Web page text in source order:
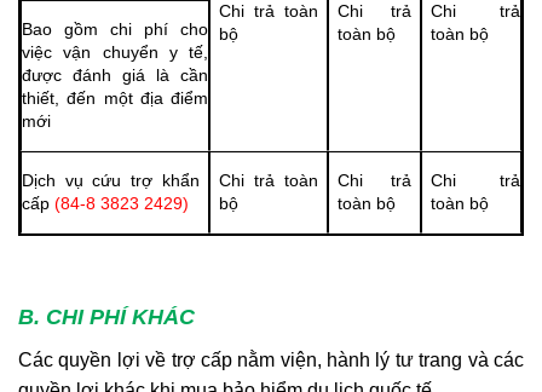
Chi trả toàn
bộ
Chi trả
toàn bộ
Chi trả
toàn bộ
Bao gồm chi phí cho
việc vận chuyển y tế,
được đánh giá là cần
thiết, đến một địa điểm
mới
Dịch vụ cứu trợ khẩn
cấp (84-8 3823 2429)
Chi trả toàn
bộ
Chi trả
toàn bộ
Chi trả
toàn bộ
B. CHI PHÍ KHÁC
Các quyền lợi về trợ cấp nằm viện, hành lý tư trang và các